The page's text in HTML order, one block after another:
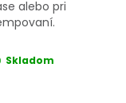
alebo pri
Skladom